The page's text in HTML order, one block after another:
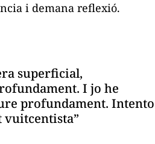
i demana reflexió.
superficial,
I jo he
profundament. Intento